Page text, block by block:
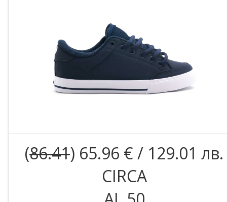
(86.41) 65.96 € / 129.01 лв.
CIRCA